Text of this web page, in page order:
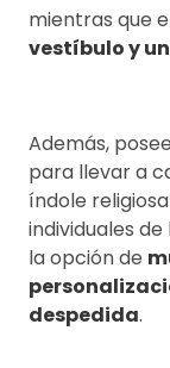
mientras que
vestíbulo y
Además,
para llevar a
índole
individuales
la opción de
despedida.